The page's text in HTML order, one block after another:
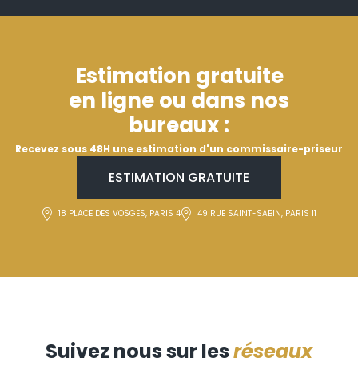
Estimation gratuite
en ligne ou dans nos
bureaux :
Recevez sous 48H une estimation d'un commissaire-priseur
ESTIMATION GRATUITE
18 PLACE DES VOSGES, PARIS 4 49 RUE SAINT-SABIN, PARIS 11
Suivez nous sur lesréseaux